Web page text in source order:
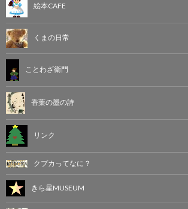
絵本CAFE
くまの日常
ことわざ衛門
香葉の墨の詩
リンク
クプカってなに？
きら星MUSEUM